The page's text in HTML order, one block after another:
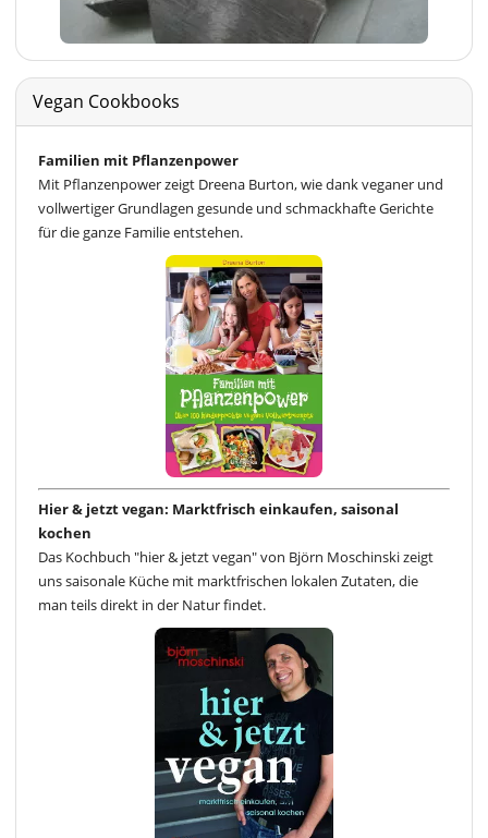
Vegan Cookbooks
Familien mit Pflanzenpower
Mit Pflanzenpower zeigt Dreena Burton, wie dank veganer und
vollwertiger Grundlagen gesunde und schmackhafte Gerichte
für die ganze Familie entstehen.
Hier & jetzt vegan: Marktfrisch einkaufen, saisonal
kochen
Das Kochbuch "hier & jetzt vegan" von Björn Moschinski zeigt
uns saisonale Küche mit marktfrischen lokalen Zutaten, die
man teils direkt in der Natur findet.